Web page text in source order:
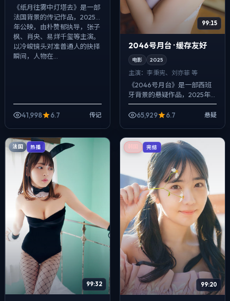
《纸月往雾中灯塔去》是一部
法国背景的传记作品，2025
年公映，由朴赞郁执导，张子
枫、肖央、易烊千玺等主演。
以冷峻镜头对准普通人的抉择
瞬间，人物在...
41,998 6.7 传记
99:15
2046号月台 · 缓存友好
电影 2025
主演： 李秉宪、刘亦菲 等
《2046号月台》是一部西班
牙背景的悬疑作品，2025年
公映，由贾樟柯执导，李秉
宪、刘亦菲、廖凡等主演。配
65,929 6.7 悬疑
法国 热播
99:32
完结
99:20